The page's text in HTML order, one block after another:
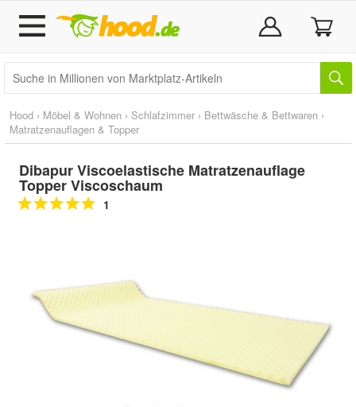
Hood › Möbel & Wohnen › Schlafzimmer › Bettwäsche & Bettwaren ›
Matratzenauflagen & Topper
Dibapur Viscoelastische Matratzenauflage
Topper Viscoschaum
1